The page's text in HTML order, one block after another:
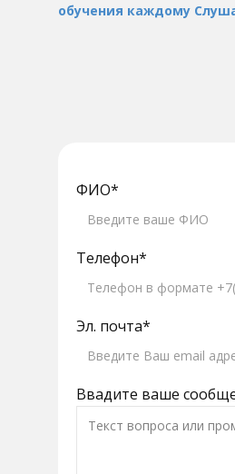
обучения каждому
ФИО*
Телефон*
Эл. почта*
Ввадите ваше